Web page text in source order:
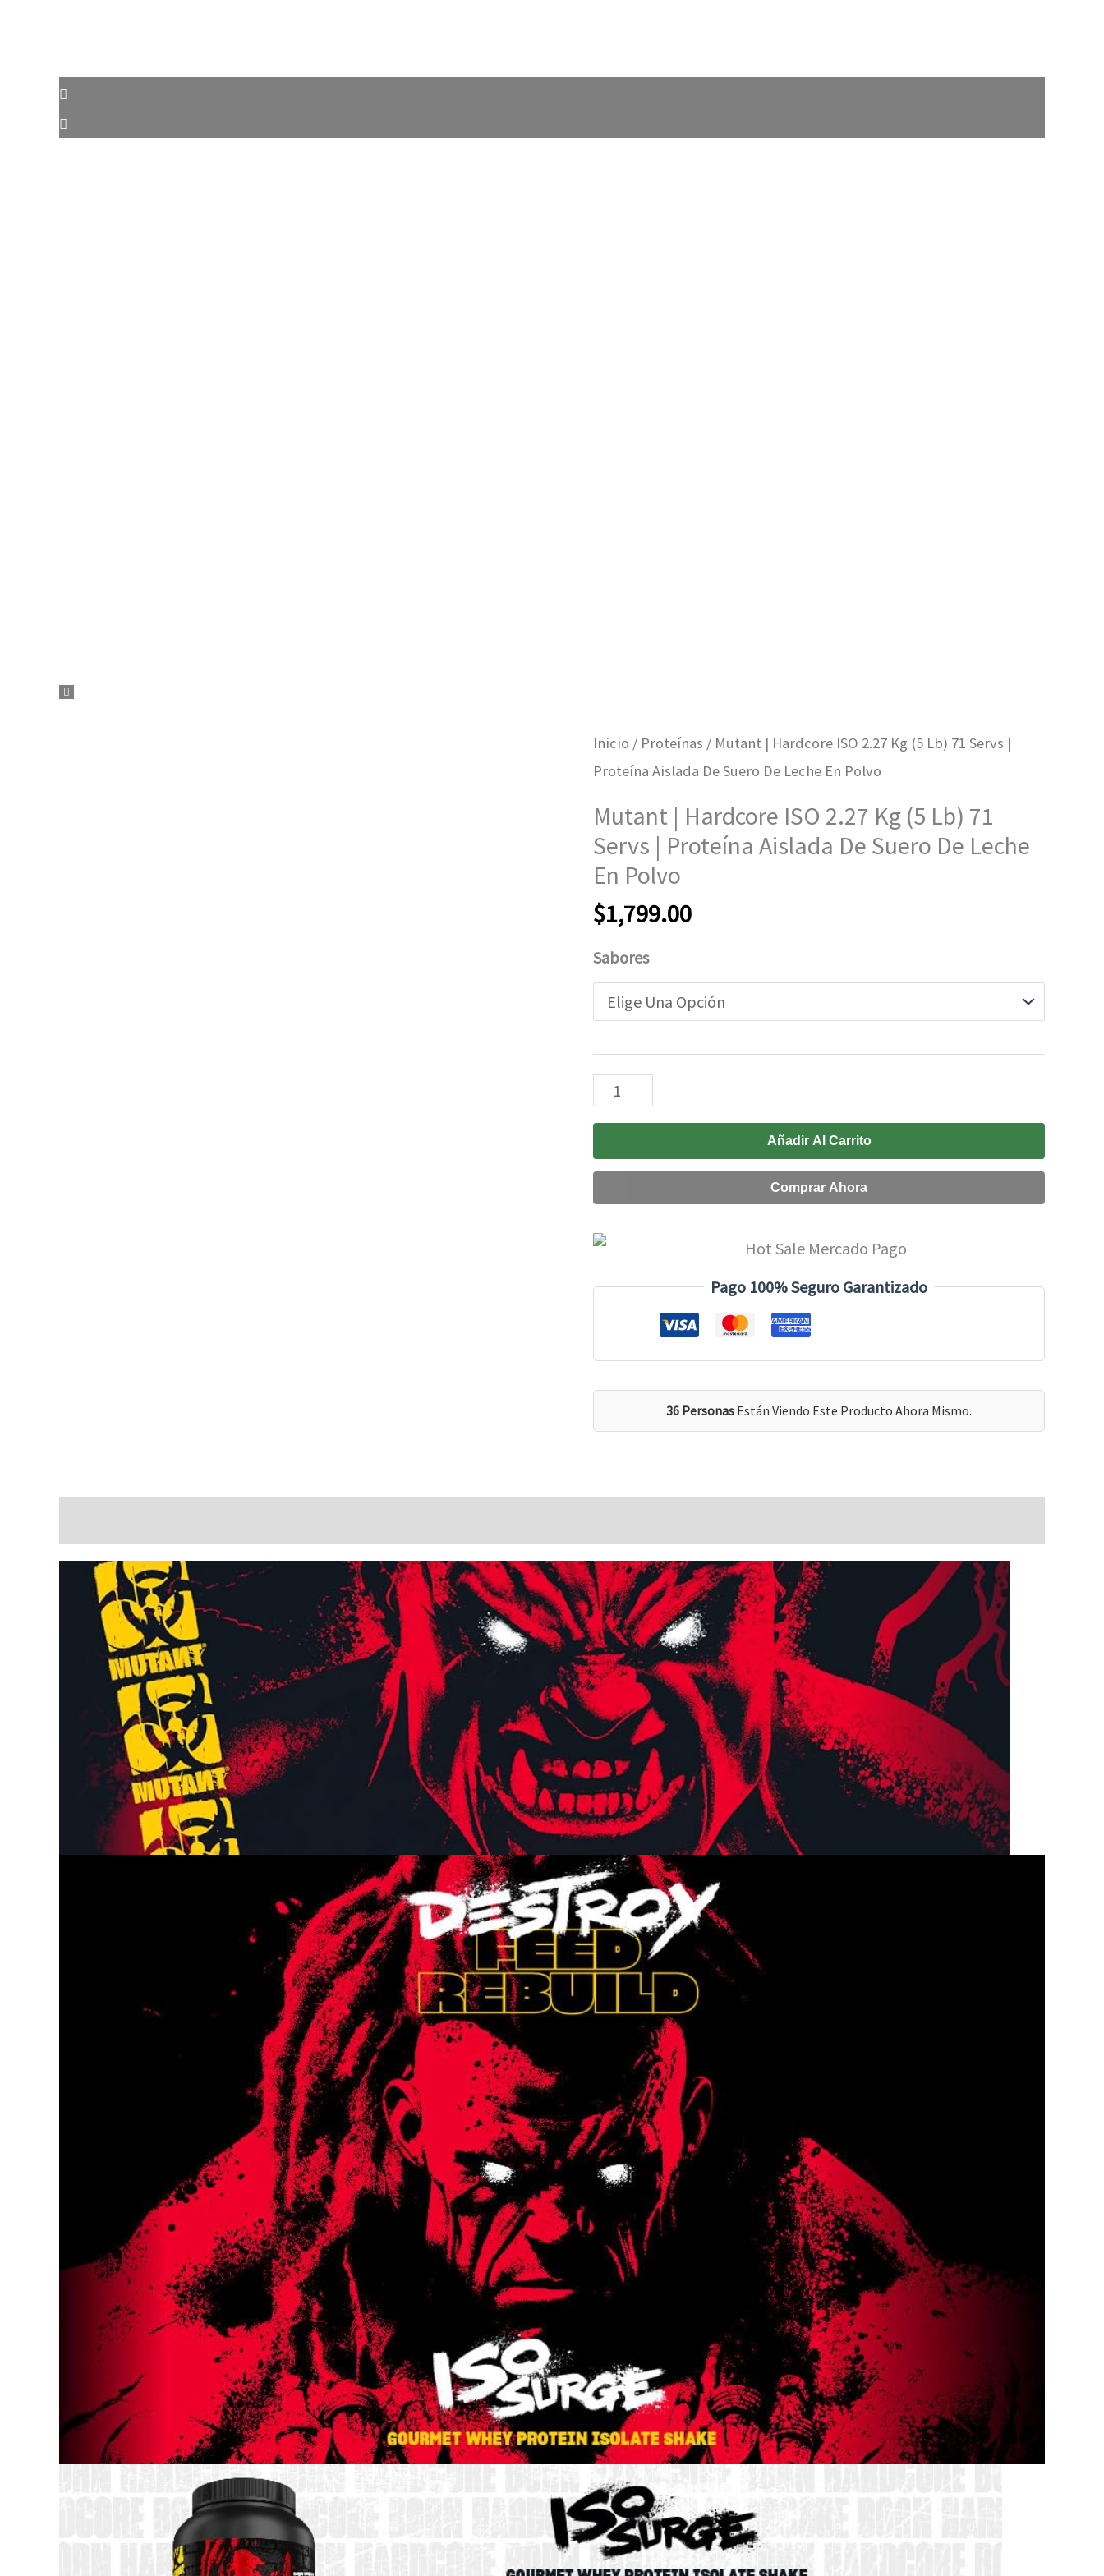
Inicio / Proteínas / Mutant | Hardcore ISO 2.27 Kg (5 Lb) 71 Servs |
Proteína Aislada De Suero De Leche En Polvo
Mutant | Hardcore ISO 2.27 Kg (5 Lb) 71
Servs | Proteína Aislada De Suero De Leche
En Polvo
$1,799.00
Sabores
Mutant
|
ISO
2.27
Kg
Servs
|
De
Leche
En
Polvo
Cantidad
Añadir Al Carrito
Comprar Ahora
Pago 100% Seguro Garantizado
36 Personas Están Viendo Este Producto Ahora Mismo.